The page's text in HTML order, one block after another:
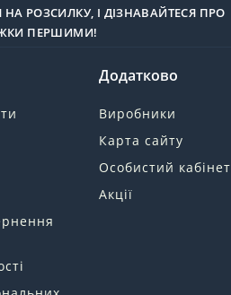
НА РОЗСИЛКУ, І ДІЗНАВАЙТЕСЯ ПРО
ПЕРШИМИ!
Додатково
Виробники
Карта сайту
Особистий кабінет
Акції